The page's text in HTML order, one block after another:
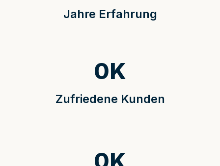
Jahre Erfahrung
Zufriedene Kunden
0K